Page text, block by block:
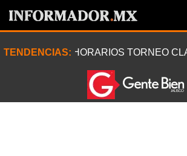
TENDENCIAS: HORARIOS TORNEO